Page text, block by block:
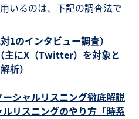
いるのは、下記の調査法で
1のインタビュー調査）
主にX（Twitter）を対象と
析）
シャルリスニング徹底解説
リスニングのやり方「時系